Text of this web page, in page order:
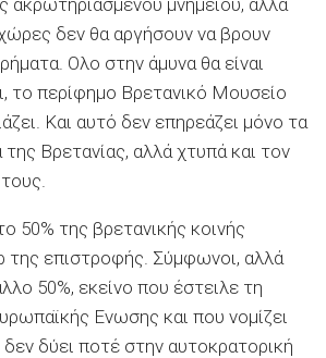
δεν θα αργήσουν να βρουν
Ολο στην άμυνα θα είναι
το περίφημο Βρετανικό Μουσείο
Και αυτό δεν επηρεάζει μόνο τα
Βρετανίας, αλλά χτυπά και τον
50% της βρετανικής κοινής
της επιστροφής. Σύμφωνοι, αλλά
50%, εκείνο που έστειλε τη
Ενωσης και που νομίζει
δύει ποτέ στην αυτοκρατορική